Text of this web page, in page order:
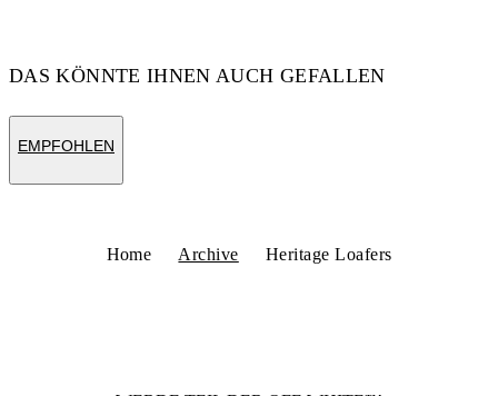
DAS KÖNNTE IHNEN AUCH GEFALLEN
EMPFOHLEN
Home Archive Heritage Loafers